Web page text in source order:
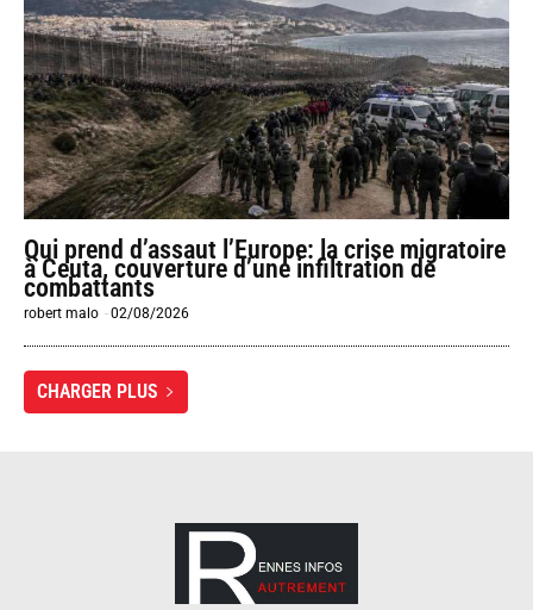
Qui prend d’assaut l’Europe: la crise migratoire
à Ceuta, couverture d’une infiltration de
combattants
robert malo -02/08/2026
CHARGER PLUS